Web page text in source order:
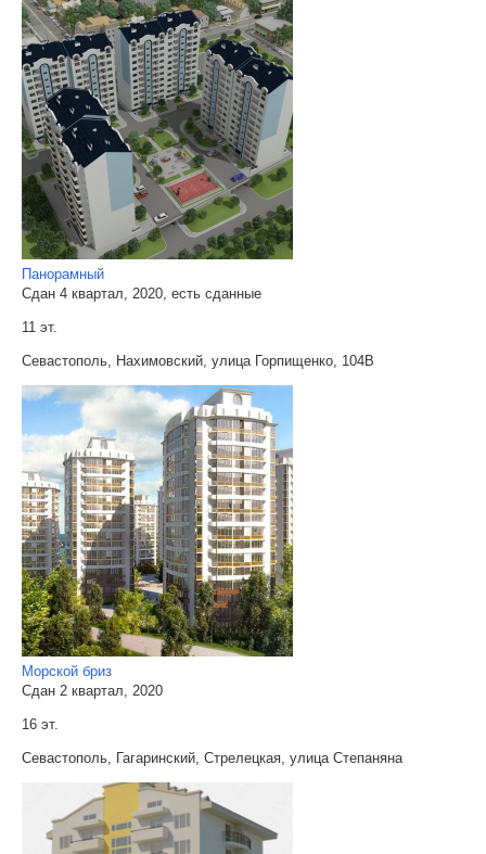
Панорамный
Сдан 4 квартал, 2020, есть сданные
11 эт.
Севастополь, Нахимовский, улица Горпищенко, 104В
Морской бриз
Сдан 2 квартал, 2020
16 эт.
Севастополь, Гагаринский, Стрелецкая, улица Степаняна